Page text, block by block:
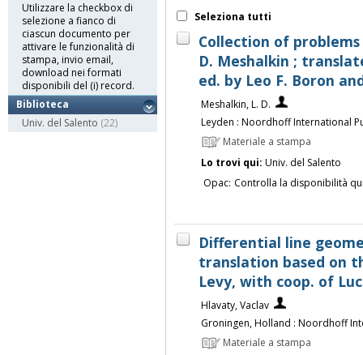
Utilizzare la checkbox di
selezione a fianco di
ciascun documento per
attivare le funzionalità di
stampa, invio email,
download nei formati
disponibili del (i) record.
Biblioteca
Univ. del Salento (22)
Seleziona tutti
Collection of
D. Meshalkin ;
ed. by Leo F. Boron
Meshalkin, L. D.
Leyden : Noordhoff International
Materiale a stampa
Lo trovi qui: Univ. del Salento
Opac: Controlla la disponibilità
Differential line
translation based on
Levy, with coop. of
Hlavaty, Vaclav
Groningen, Holland : Noordhoff
Materiale a stampa